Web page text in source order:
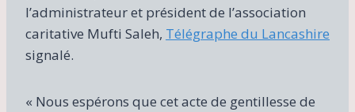
l’administrateur et président de l’association
caritative Mufti Saleh, Télégraphe du Lancashire
signalé.
« Nous espérons que cet acte de gentillesse de